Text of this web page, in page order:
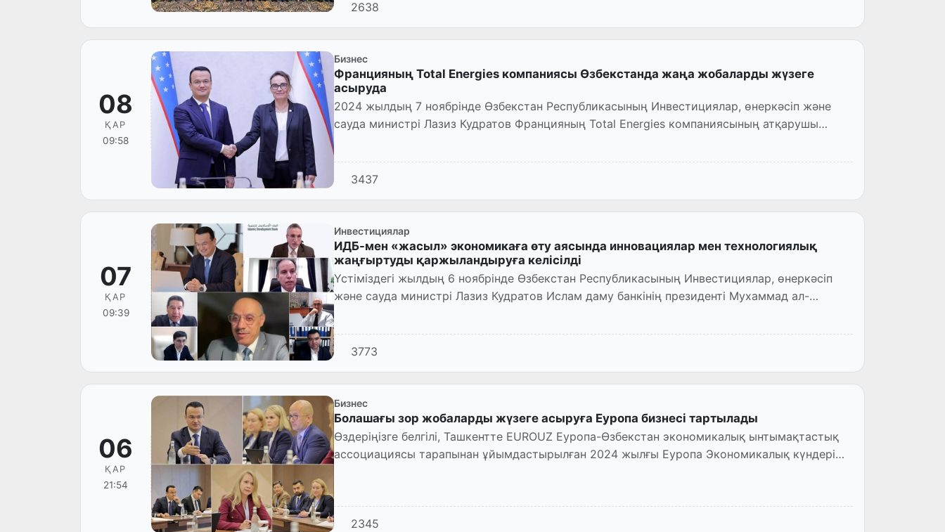
2638
08
ҚАР
09:58
Бизнес
Францияның Total Energies компаниясы Өзбекстанда жаңа жобаларды жүзеге
асыруда
2024 жылдың 7 ноябрінде Өзбекстан Республикасының Инвестициялар, өнеркәсіп және
сауда министрі Лазиз Кудратов Францияның Total Energies компаниясының атқарушы
3437
07
ҚАР
09:39
Инвестициялар
ИДБ-мен «жасыл» экономикаға өту аясында инновациялар мен технологиялық
жаңғыртуды қаржыландыруға келісілді
Үстіміздегі жылдың 6 ноябрінде Өзбекстан Республикасының Инвестициялар, өнеркәсіп
және сауда министрі Лазиз Кудратов Ислам даму банкінің президенті Мухаммад ал-
3773
06
ҚАР
21:54
Бизнес
Болашағы зор жобаларды жүзеге асыруға Еуропа бизнесі тартылады
Өздеріңізге белгілі, Ташкентте EUROUZ Еуропа-Өзбекстан экономикалық ынтымақтастық
ассоциациясы тарапынан ұйымдастырылған 2024 жылғы Еуропа Экономикалық күндері
2345